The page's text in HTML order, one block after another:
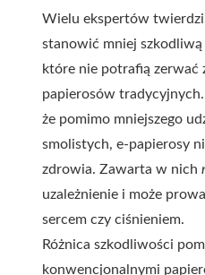
Wielu ekspertów
stanowić mniej
które nie potrafią zerwać
papierosów
że pomimo mniejszego
smolistych, e-papierosy
zdrowia. Zawarta w nich
uzależnienie i może
sercem czy ciśnieniem.
Różnica szkodliwości
konwencjonalnymi